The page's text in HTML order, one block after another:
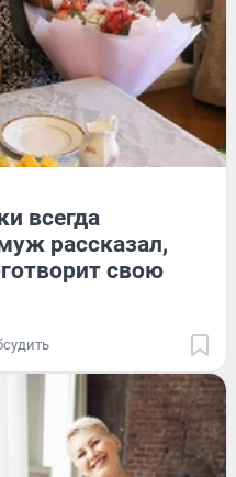
всегда
рассказал,
свою